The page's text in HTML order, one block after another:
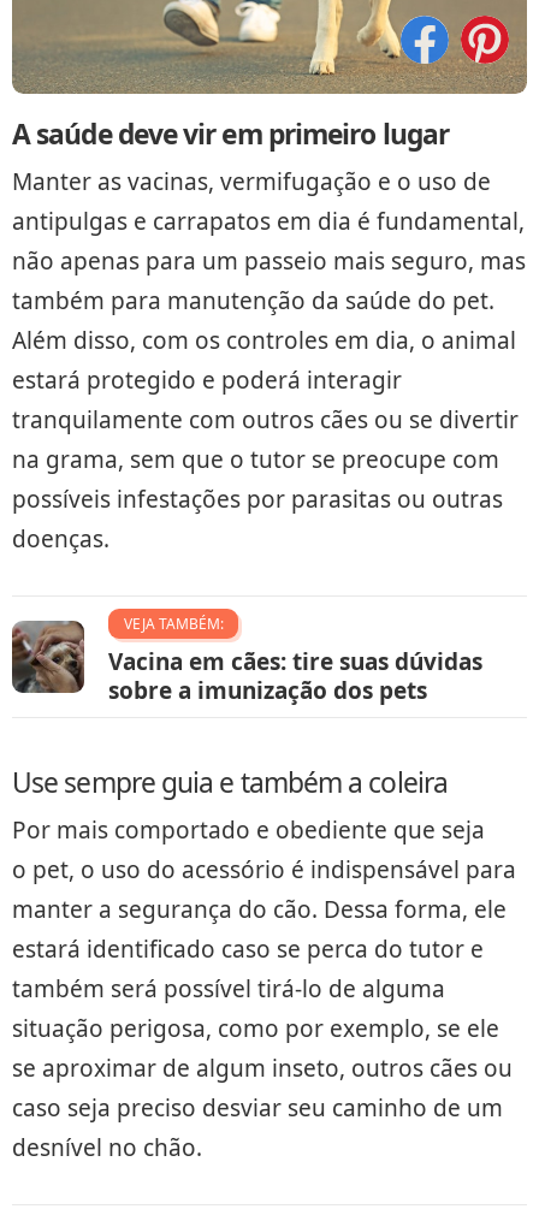
A saúde deve vir em primeiro lugar
Manter as vacinas, vermifugação e o uso de
antipulgas e carrapatos em dia é fundamental,
não apenas para um passeio mais seguro, mas
também para manutenção da saúde do pet.
Além disso, com os controles em dia, o animal
estará protegido e poderá interagir
tranquilamente com outros cães ou se divertir
na grama, sem que o tutor se preocupe com
possíveis infestações por parasitas ou outras
doenças.
VEJA TAMBÉM:
Vacina em cães: tire suas dúvidas
sobre a imunização dos pets
Use sempre guia e também a coleira
Por mais comportado e obediente que seja
o pet, o uso do acessório é indispensável para
manter a segurança do cão. Dessa forma, ele
estará identificado caso se perca do tutor e
também será possível tirá-lo de alguma
situação perigosa, como por exemplo, se ele
se aproximar de algum inseto, outros cães ou
caso seja preciso desviar seu caminho de um
desnível no chão.